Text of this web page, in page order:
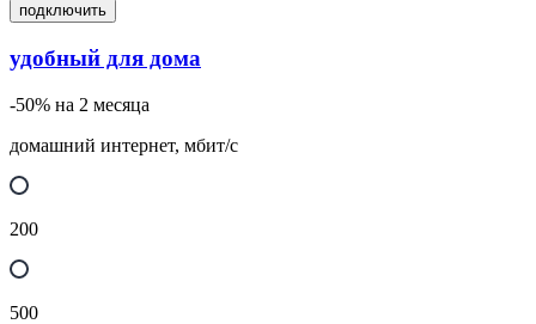
подключить
удобный для дома
-50% на 2 месяца
домашний интернет, мбит/с
200
500